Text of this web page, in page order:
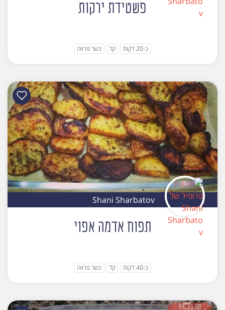
פשטידת ירקות
כ-20 דקות קל כשר פרווה
Shani Sharbatov
תפוח אדמה אפוי
כ-40 דקות קל כשר פרווה